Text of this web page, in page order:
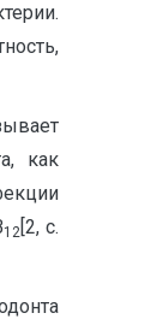
как
12[2, с.